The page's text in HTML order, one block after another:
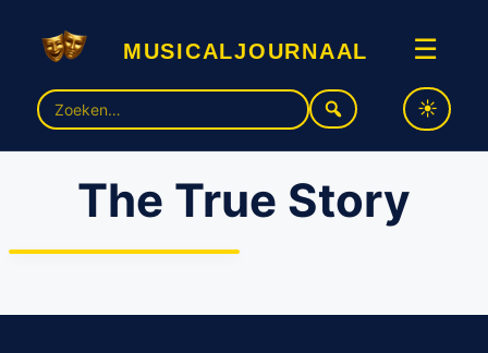
musicaljournaal ☰
Zoek
naar:
The True Story
Papa Mia? Musical over
paus Johannes Paulus II in